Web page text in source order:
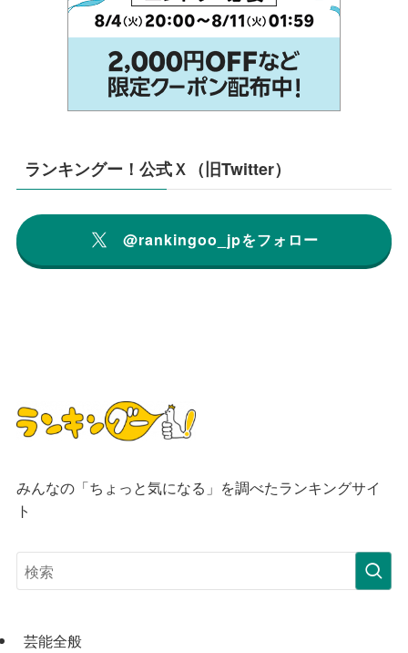
ランキングー！公式Ｘ（旧Twitter）
@rankingoo_jpをフォロー
みんなの「ちょっと気になる」を調べたランキングサイ
ト
芸能全般